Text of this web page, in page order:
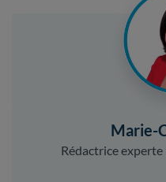
Marie-
Rédactrice